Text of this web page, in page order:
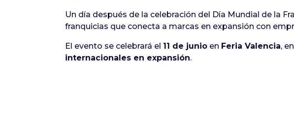
Un día después de la celebración del Día Mundial de la
franquicias que conecta a marcas en expansión con
El evento se celebrará el 11 de junio en Feria Valencia,
internacionales en expansión.